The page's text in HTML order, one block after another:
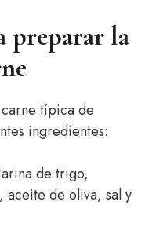
preparar la
típica de
ingredientes:
de trigo,
aceite de oliva, sal y